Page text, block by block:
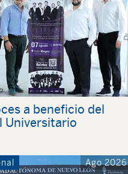
a beneficio del
Universitario
Ago 2026